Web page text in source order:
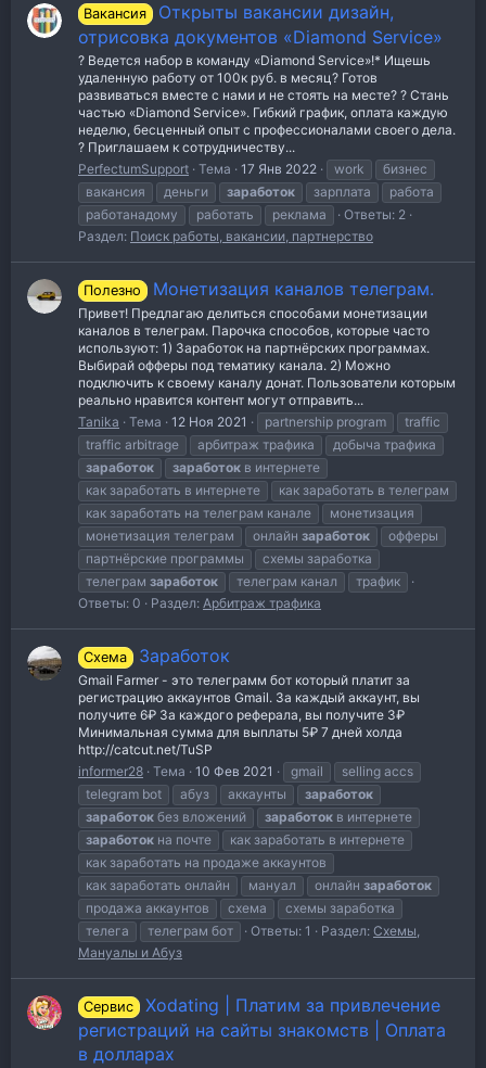
Вакансия
Открыты вакансии дизайн,
отрисовка документов «Diamond Service»
? Ведется набор в команду «Diamond Service»!* Ищешь
удаленную работу от 100к руб. в месяц? Готов
развиваться вместе с нами и не стоять на месте? ? Стань
частью «Diamond Service». Гибкий график, оплата каждую
неделю, бесценный опыт с профессионалами своего дела.
? Приглашаем к сотрудничеству...
PerfectumSupport Тема 17 Янв 2022 work
бизнес
вакансия
деньги заработок зарплата
работа
работанадому
работать реклама
Ответы: 2
Раздел: Поиск работы, вакансии, партнерство
Полезно Монетизация каналов телеграм.
Привет! Предлагаю делиться способами монетизации
каналов в телеграм. Парочка способов, которые часто
используют: 1) Заработок на партнёрских программах.
Выбирай офферы под тематику канала. 2) Можно
подключить к своему каналу донат. Пользователи которым
реально нравится контент могут отправить...
Tanika
Тема 12 Ноя 2021 partnership program
traffic
traffic arbitrage
арбитраж трафика
добыча трафика
заработок
заработок в интернете
как заработать в интернете
как заработать в телеграм
как заработать на телеграм канале
монетизация
монетизация телеграм
онлайн заработок
офферы
партнёрские программы
схемы заработка
телеграм заработок телеграм канал
трафик
Ответы: 0
Раздел: Арбитраж трафика
Схема Заработок
Gmail Farmer - это телеграмм бот который платит за
регистрацию аккаунтов Gmail. За каждый аккаунт, вы
получите 6₽ За каждого реферала, вы получите 3₽
Минимальная сумма для выплаты 5₽ 7 дней холда
http://catcut.net/TuSP
informer28 Тема 10 Фев 2021 gmail
selling accs
telegram bot
абуз аккаунты
заработок
заработок без вложений заработок в интернете
заработок на почте
как заработать в интернете
как заработать на продаже аккаунтов
как заработать онлайн
мануал онлайн заработок
продажа аккаунтов
схема
схемы заработка
телега
телеграм бот Ответы: 1 Раздел: Схемы,
Мануалы и Абуз
Сервис
Xodating | Платим за привлечение
регистраций на сайты знакомств | Оплата
в долларах